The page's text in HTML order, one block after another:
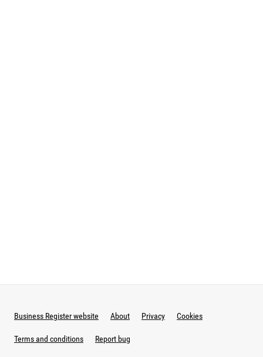
Business Register website About Privacy Cookies
Terms and conditions Report bug